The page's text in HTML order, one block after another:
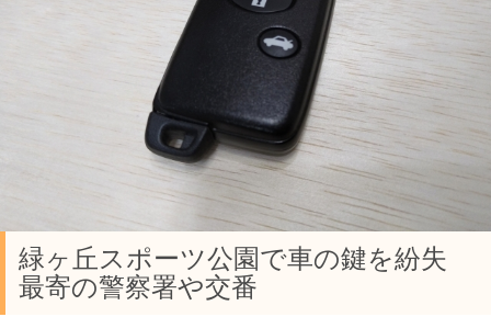
緑ヶ丘スポーツ公園で車の鍵を紛失
最寄の警察署や交番